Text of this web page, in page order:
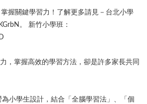
握關鍵學習力！了解更多請見－台北小學
。 新竹小學班：
，掌握高效的學習方法，卻是許多家長共同
小學生設計，結合「全腦學習法」、「個